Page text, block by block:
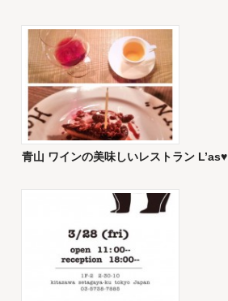
青山 ワインの美味しいレストラン L’as♥︎